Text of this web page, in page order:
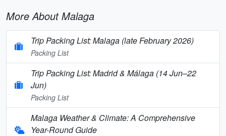
More About Malaga
Trip Packing List: Malaga (late February 2026)
Packing List
Trip Packing List: Madrid & Málaga (14 Jun–22
Jun)
Packing List
Malaga Weather & Climate: A Comprehensive
Year-Round Guide